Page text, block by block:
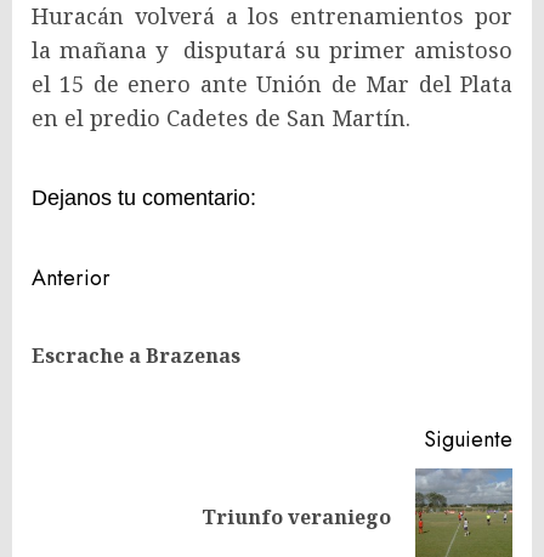
Huracán volverá a los entrenamientos por
la mañana y disputará su primer amistoso
el 15 de enero ante Unión de Mar del Plata
en el predio Cadetes de San Martín.
Dejanos tu comentario:
Navegación
entradas
Anterior
Escrache a Brazenas
Siguiente
Triunfo veraniego